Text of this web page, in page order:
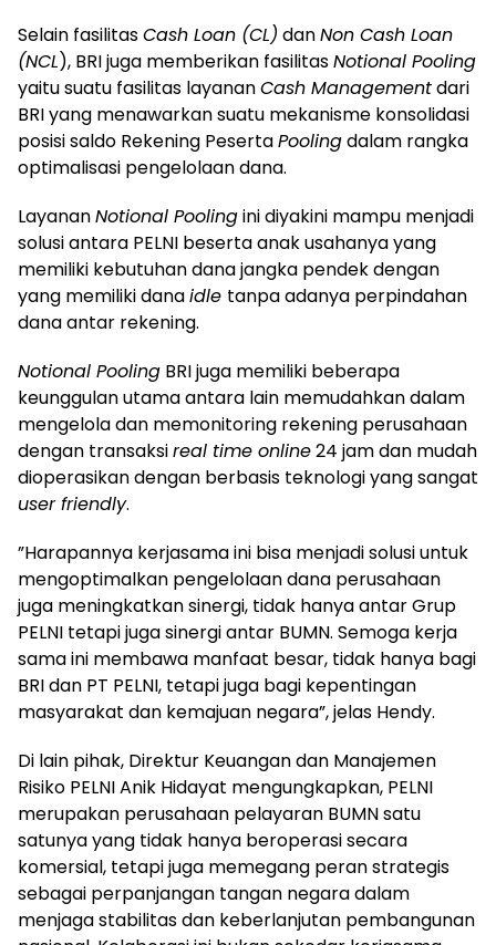
Selain fasilitasCash Loan (CL) danNon Cash Loan
(NCL), BRI juga memberikan fasilitasNotional Pooling
yaitu suatu fasilitas layananCash Managementdari
BRI yang menawarkan suatu mekanisme konsolidasi
posisi saldo Rekening PesertaPoolingdalam rangka
optimalisasi pengelolaan dana.
LayananNotional Poolingini diyakini mampu menjadi
solusi antara PELNI beserta anak usahanya yang
memiliki kebutuhan dana jangka pendek dengan
yang memiliki danaidle tanpa adanya perpindahan
dana antar rekening.
Notional Pooling BRI juga memiliki beberapa
keunggulan utama antara lain memudahkan dalam
mengelola dan memonitoring rekening perusahaan
dengan transaksireal time online24 jam dan mudah
dioperasikan dengan berbasis teknologi yang sangat
user friendly.
”Harapannya kerjasama ini bisa menjadi solusi untuk
mengoptimalkan pengelolaan dana perusahaan
juga meningkatkan sinergi, tidak hanya antar Grup
PELNI tetapi juga sinergi antar BUMN. Semoga kerja
sama ini membawa manfaat besar, tidak hanya bagi
BRI dan PT PELNI, tetapi juga bagi kepentingan
masyarakat dan kemajuan negara”, jelas Hendy.
Di lain pihak, Direktur Keuangan dan Manajemen
Risiko PELNI Anik Hidayat mengungkapkan, PELNI
merupakan perusahaan pelayaran BUMN satu
satunya yang tidak hanya beroperasi secara
komersial, tetapi juga memegang peran strategis
sebagai perpanjangan tangan negara dalam
menjaga stabilitas dan keberlanjutan pembangunan